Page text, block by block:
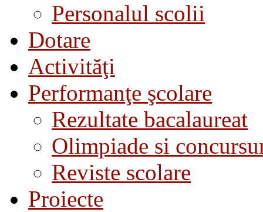
Personalul scolii
Dotare
Activităţi
Performanţe şcolare
Rezultate bacalaureat
Olimpiade si
Reviste scolare
Proiecte